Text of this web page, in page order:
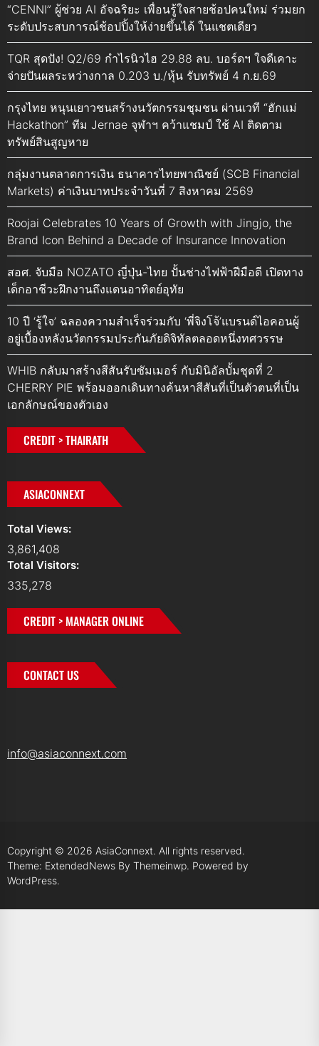
“CENNI” ผู้ช่วย AI อัจฉริยะ เพื่อนรู้ใจสายช้อปคนใหม่ ร่วมยก
ระดับประสบการณ์ช้อปปิ้งให้ง่ายขึ้นได้ ในแชตเดียว
TQR สุดปัง! Q2/69 กำไรนิวไฮ 29.88 ลบ. บอร์ดฯ ใจดีเคาะ
จ่ายปันผลระหว่างกาล 0.203 บ./หุ้น รับทรัพย์ 4 ก.ย.69
กรุงไทย หนุนเยาวชนสร้างนวัตกรรมชุมชน ผ่านเวที “ฮักแม่
Hackathon” ทีม Jernae จุฬาฯ คว้าแชมป์ ใช้ AI ติดตาม
ทรัพย์สินสูญหาย
กลุ่มงานตลาดการเงิน ธนาคารไทยพาณิชย์ (SCB Financial
Markets) ค่าเงินบาทประจำวันที่ 7 สิงหาคม 2569
Roojai Celebrates 10 Years of Growth with Jingjo, the
Brand Icon Behind a Decade of Insurance Innovation
สอศ. จับมือ NOZATO ญี่ปุ่น-ไทย ปั้นช่างไฟฟ้าฝีมือดี เปิดทาง
เด็กอาชีวะฝึกงานถึงแดนอาทิตย์อุทัย
10 ปี ‘รู้ใจ’ ฉลองความสำเร็จร่วมกับ ‘พี่จิงโจ้’แบรนด์ไอคอนผู้
อยู่เบื้องหลังนวัตกรรมประกันภัยดิจิทัลตลอดหนึ่งทศวรรษ
WHIB กลับมาสร้างสีสันรับซัมเมอร์ กับมินิอัลบั้มชุดที่ 2
CHERRY PIE พร้อมออกเดินทางค้นหาสีสันที่เป็นตัวตนที่เป็น
เอกลักษณ์ของตัวเอง
CREDIT > THAIRATH
ASIACONNEXT
Total Views:
3,861,408
Total Visitors:
335,278
CREDIT > MANAGER ONLINE
CONTACT US
info@asiaconnext.com
Copyright © 2026 AsiaConnext. All rights reserved.
Theme: ExtendedNews By Themeinwp. Powered by
WordPress.